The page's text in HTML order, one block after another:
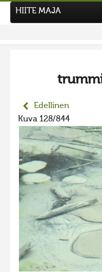
Hiite kuvavõistlus
Hiisien kuvakilpailu
2025 kuvakilpailu
Liikuvad kuvad 2025
Hiisien kuvakilpailu
2024 kuvakilpailu
Liikkuvat kuvat 2024
Hiisien kuvakilpailu
2023 kuvakilpailu lisä
Liikkuvat kuvat 2023
HIITE MAJA
Edellinen
Kuva 128/844